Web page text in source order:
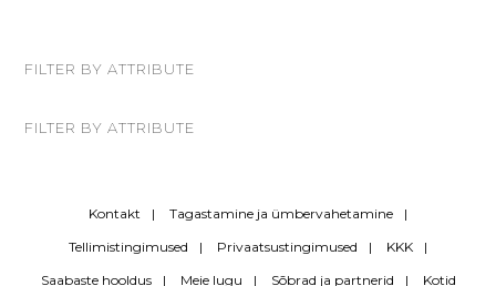
FILTER BY ATTRIBUTE
FILTER BY ATTRIBUTE
Kontakt
Tagastamine ja ümbervahetamine
Tellimistingimused
Privaatsustingimused
KKK
Saabaste hooldus
Meie lugu Sõbrad ja partnerid Kotid